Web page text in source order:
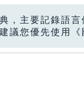
，主要記錄語
議您優先使用